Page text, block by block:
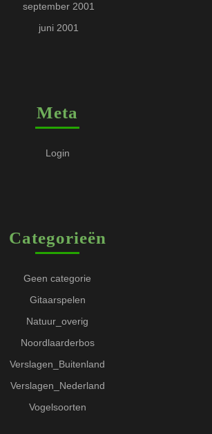
september 2001
juni 2001
Meta
Login
Categorieën
Geen categorie
Gitaarspelen
Natuur_overig
Noordlaarderbos
Verslagen_Buitenland
Verslagen_Nederland
Vogelsoorten